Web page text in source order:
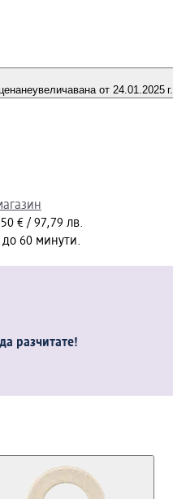
неувеличавана от 24.01.2025 г.
€ / 97,79 лв.
до 60 минути.
разчитате!